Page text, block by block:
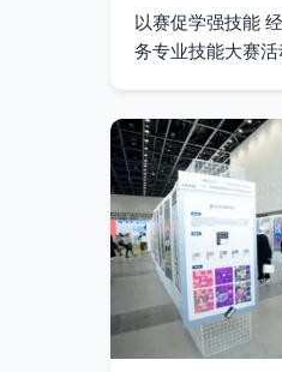
以赛促学强技能
务专业技能大赛